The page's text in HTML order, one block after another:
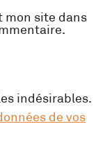
mon site dans
indésirables.
de vos